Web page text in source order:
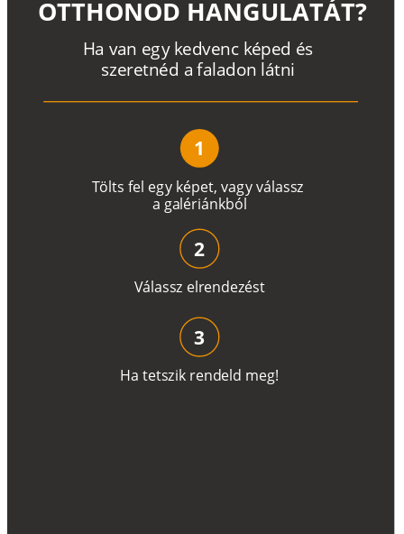
Tölts fel egy képet, vagyválassz
a galériánkból
Ha van egy kedvenc képed és
szeretnéd a faladon látni
OTTHONOD HANGULATÁT?
1
Válassz elrendezést
2
Ha tetszik rendeld meg!
3